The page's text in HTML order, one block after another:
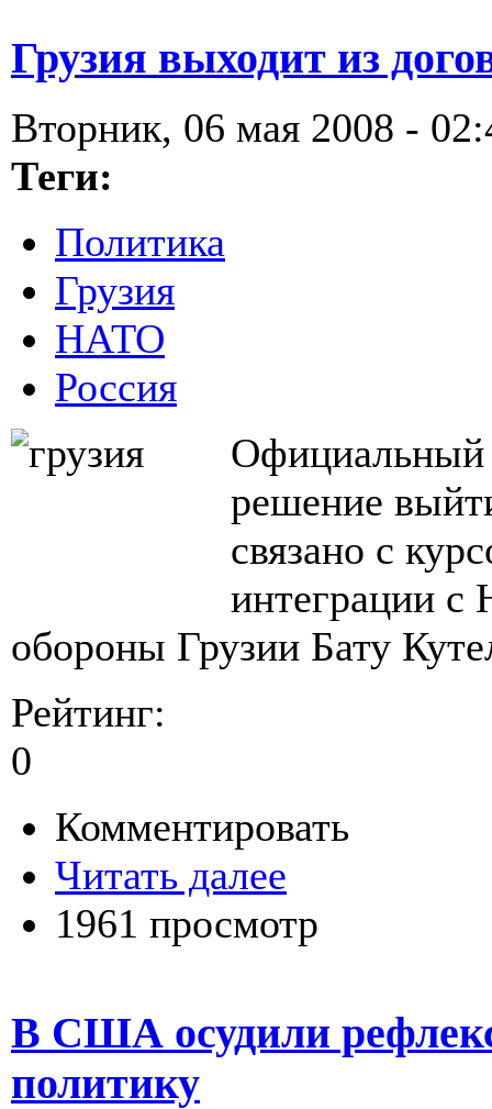
Грузия выходит из
Вторник, 06 мая 2008 -
Теги:
Политика
Грузия
НАТО
Россия
Официальный
решение
связано с
интеграции
обороны Грузии Бату
Рейтинг:
0
Комментировать
Читать далее
1961 просмотр
В США осудили
политику